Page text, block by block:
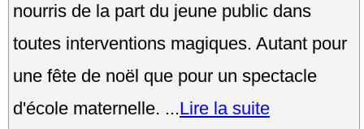
nourris de la part du jeune public dans
toutes interventions magiques. Autant pour
une fête de noël que pour un spectacle
d'école maternelle. ...Lire la suite